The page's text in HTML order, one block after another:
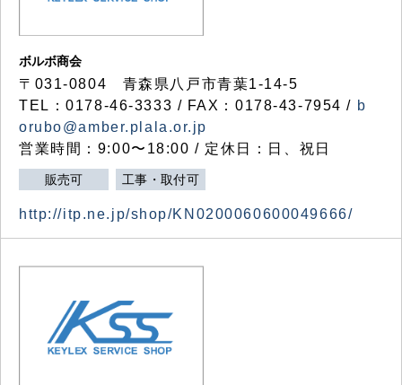
ボルボ商会
〒031-0804 青森県八戸市青葉1-14-5
TEL：0178-46-3333 / FAX：0178-43-7954 / b
orubo@amber.plala.or.jp
営業時間：9:00〜18:00 / 定休日：日、祝日
販売可 工事・取付可
http://itp.ne.jp/shop/KN0200060600049666/